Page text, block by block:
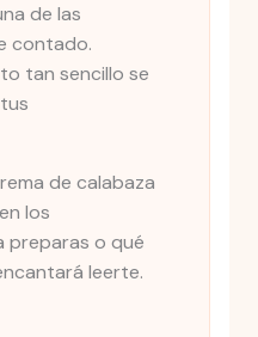
de las
contado.
tan sencillo se
de calabaza
los
preparas o qué
leerte.